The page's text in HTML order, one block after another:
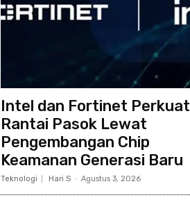
Intel dan Fortinet Perkuat
Rantai Pasok Lewat
Pengembangan Chip
Keamanan Generasi Baru
Teknologi Hari S - Agustus 3, 2026